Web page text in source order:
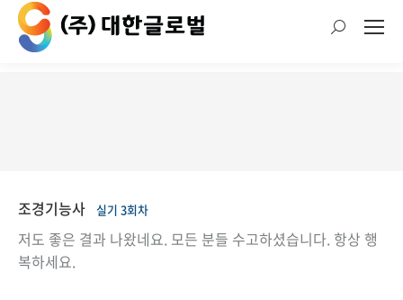
검
조경기능사 실기 3회차
저도 좋은 결과 나왔네요. 모든 분들 수고하셨습니다. 항상 행
복하세요.